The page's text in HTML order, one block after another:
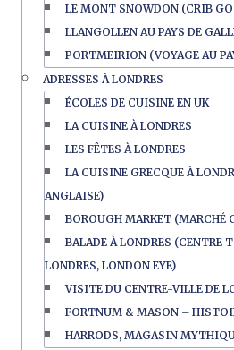
LE MONT SNOWDON (CRIB
LLANGOLLEN AU PAYS DE
PORTMEIRION (VOYAGE AU
ADRESSES À LONDRES
ÉCOLES DE CUISINE EN UK
LA CUISINE À LONDRES
LES FÊTES À LONDRES
LA CUISINE GRECQUE À
ANGLAISE)
BOROUGH MARKET (MARCHÉ
BALADE À LONDRES (CENTRE
LONDRES, LONDON EYE)
VISITE DU CENTRE-VILLE DE
FORTNUM & MASON –
HARRODS, MAGASIN